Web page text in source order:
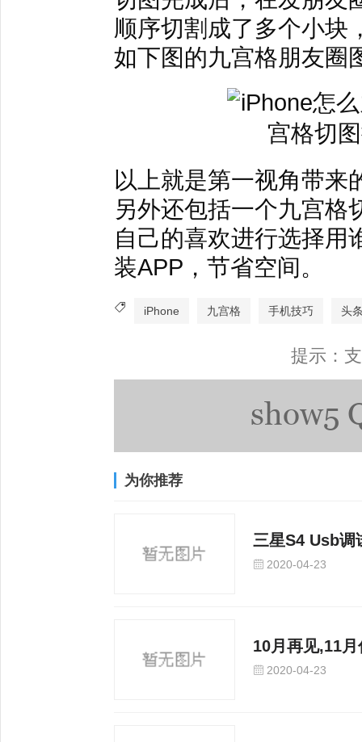
顺序切割成了多个小块
如下图的九宫格朋友圈
以上就是第一视角带来
另外还包括一个九宫格
自己的喜欢进行选择用
装APP，节省空间。
iPhone 九宫格 手机技巧 头
提示：
为你推荐
三星S4 Usb调
2020-04-23
10月再见,11
2020-04-23